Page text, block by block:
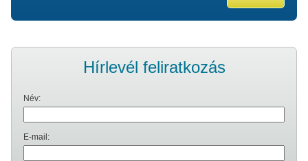
Hírlevél feliratkozás
Név:
E-mail: